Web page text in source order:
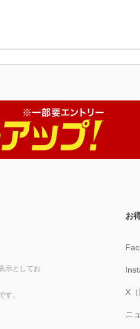
示としてお
す。
お
X（
ニ